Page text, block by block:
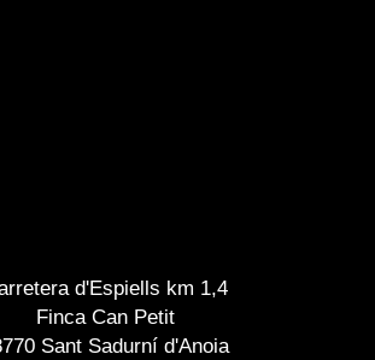
d'Espiells km 1,4
Finca Can Petit
Sant Sadurní d'Anoia